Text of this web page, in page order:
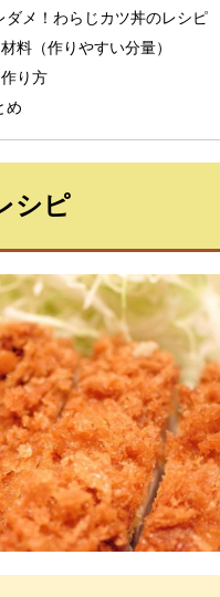
ダメ！わらじカツ丼のレシピ
材料（作りやすい分量）
作り方
め
シピ